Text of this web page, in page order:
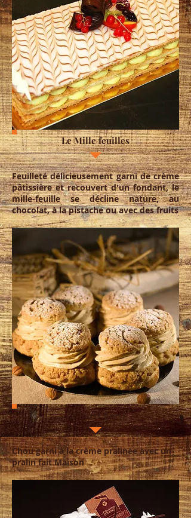
Le Mille feuilles
Feuilleté délicieusement garni de crème
pâtissière et recouvert d'un fondant, le
mille-feuille se décline nature, au
chocolat, à la pistache ou avec des fruits
Le Paris Brest
Chou garni à la crème pralinée avec un
pralin fait Maison